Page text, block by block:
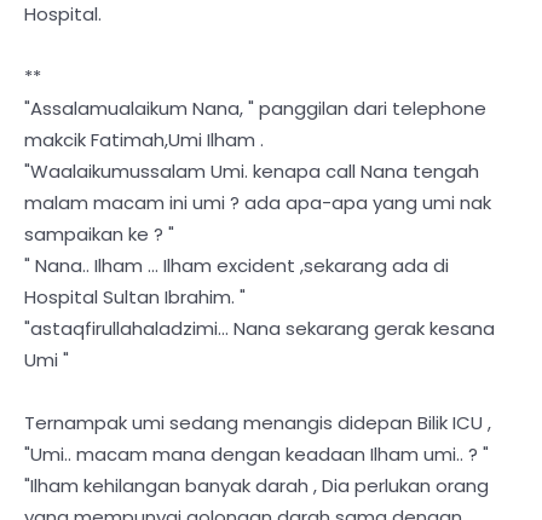
Hospital.
**
"Assalamualaikum Nana, " panggilan dari telephone
makcik Fatimah,Umi Ilham .
"Waalaikumussalam Umi. kenapa call Nana tengah
malam macam ini umi ? ada apa-apa yang umi nak
sampaikan ke ? "
" Nana.. Ilham ... Ilham excident ,sekarang ada di
Hospital Sultan Ibrahim. "
"astaqfirullahaladzimi... Nana sekarang gerak kesana
Umi "
Ternampak umi sedang menangis didepan Bilik ICU ,
"Umi.. macam mana dengan keadaan Ilham umi.. ? "
"Ilham kehilangan banyak darah , Dia perlukan orang